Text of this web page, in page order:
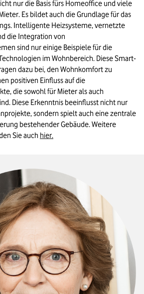
nur die Basis fürs Homeoffice und viele
Es bildet auch die Grundlage für das
Intelligente Heizsysteme, vernetzte
die Integration von
sind nur einige Beispiele für die
im Wohnbereich. Diese Smart-
dazu bei, den Wohnkomfort zu
positiven Einfluss auf die
die sowohl für Mieter als auch
Diese Erkenntnis beeinflusst nicht nur
sondern spielt auch eine zentrale
bestehender Gebäude. Weitere
Sie auch hier.